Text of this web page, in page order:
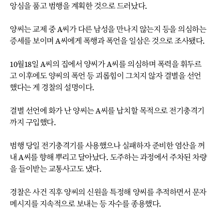
앙심을 품고 범행을 계획한 것으로 드러났다.
양씨는 교제 중 A씨가 다른 남성을 만나지 않는지 등을 의심하는
증세를 보이며 A씨에게 폭행과 폭언을 일삼은 것으로 조사됐다.
10월18일 A씨의 집에서 양씨가 A씨를 의심하며 폭력을 휘두르
고 이후에도 양씨의 폭언 등 괴롭힘이 그치지 않자 결별을 선언
했다는 게 경찰의 설명이다.
결별 선언에 화가 난 양씨는 A씨를 납치할 목적으로 전기충격기
까지 구입했다.
범행 당일 전기충격기를 사용했으나 실패하자 준비한 염산을 꺼
내 A씨를 향해 뿌리고 달아났다. 도주하는 과정에서 주차된 차량
을 들이받는 교통사고도 냈다.
경찰은 사건 직후 양씨의 신원을 특정해 양씨를 추적하면서 문자
메시지를 지속적으로 보내는 등 자수를 종용했다.